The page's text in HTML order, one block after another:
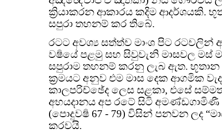
ක්‍රියාකරන ආකාරය කදිම ආදර්ශයකි.
සපුරා තහනම් කර තිබේ.
රටට අවශ්‍ය සත්ත්ව මාංශ පිට
වර්‍ෂයේ පළමු සහ සිවුවැනි මාසවල මස්
සපුරාම තහනම් කරනු ලැබ ඇත. භූතාන
ක්‍රමයට අනුව එම මාස දෙක ආගමික
කාලපරිච්ඡේද ලෙස සළකා, එසේ
අභයදානය අප රටේ සිටි අමණ්ඩගාමිණී
(පොදුවර්‍ෂ 67 - 79) විසින් පනවන ලද
කරවයි.